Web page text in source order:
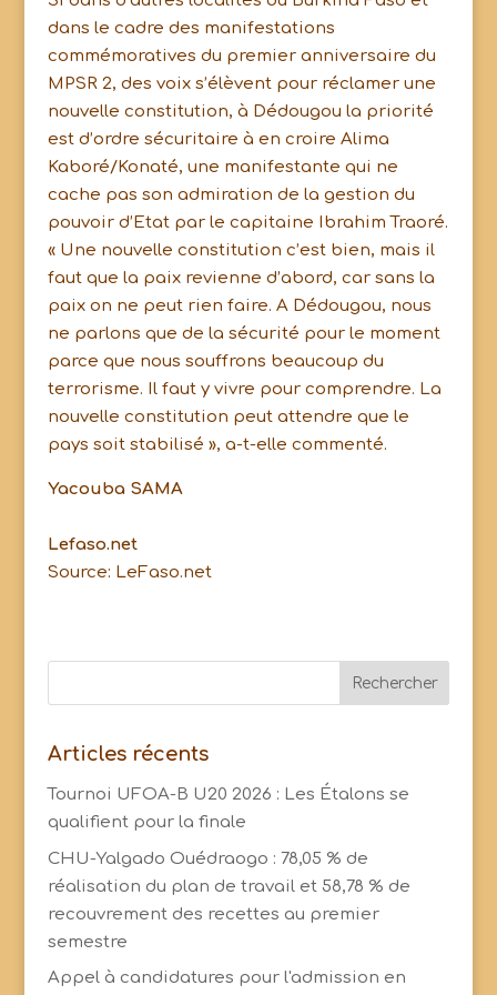
dans le cadre des manifestations
commémoratives du premier anniversaire du
MPSR 2, des voix s’élèvent pour réclamer une
nouvelle constitution, à Dédougou la priorité
est d’ordre sécuritaire à en croire Alima
Kaboré/Konaté, une manifestante qui ne
cache pas son admiration de la gestion du
pouvoir d’Etat par le capitaine Ibrahim Traoré.
« Une nouvelle constitution c’est bien, mais il
faut que la paix revienne d’abord, car sans la
paix on ne peut rien faire. A Dédougou, nous
ne parlons que de la sécurité pour le moment
parce que nous souffrons beaucoup du
terrorisme. Il faut y vivre pour comprendre. La
nouvelle constitution peut attendre que le
pays soit stabilisé », a-t-elle commenté.
Yacouba SAMA
Lefaso.net
Source: LeFaso.net
Articles récents
Tournoi UFOA-B U20 2026 : Les Étalons se
qualifient pour la finale
CHU-Yalgado Ouédraogo : 78,05 % de
réalisation du plan de travail et 58,78 % de
recouvrement des recettes au premier
semestre
Appel à candidatures pour l'admission en